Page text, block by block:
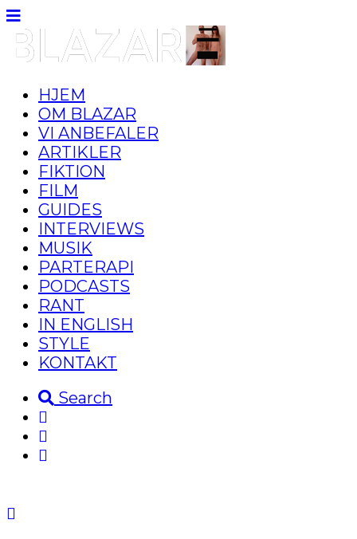
HJEM
OM BLAZAR
VI ANBEFALER
ARTIKLER
FIKTION
FILM
GUIDES
INTERVIEWS
MUSIK
PARTERAPI
PODCASTS
RANT
IN ENGLISH
STYLE
KONTAKT
Search